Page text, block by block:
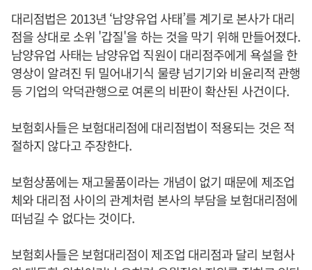
대리점법은 2013년 ‘남양유업 사태’를 계기로 본사가 대리
점을 상대로 소위 '갑질'을 하는 것을 막기 위해 만들어졌다.
남양유업 사태는 남양유업 직원이 대리점주에게 욕설을 한
영상이 알려진 뒤 밀어내기식 물량 넘기기와 비윤리적 관행
등 기업의 악덕관행으로 여론의 비판이 확산된 사건이다.
보험회사들은 보험대리점에 대리점법이 적용되는 것은 적
절하지 않다고 주장한다.
보험상품에는 재고물품이라는 개념이 없기 때문에 제조업
체와 대리점 사이의 관계처럼 본사의 부담을 보험대리점에
떠넘길 수 없다는 것이다.
보험회사들은 보험대리점이 제조업 대리점과 달리 보험사